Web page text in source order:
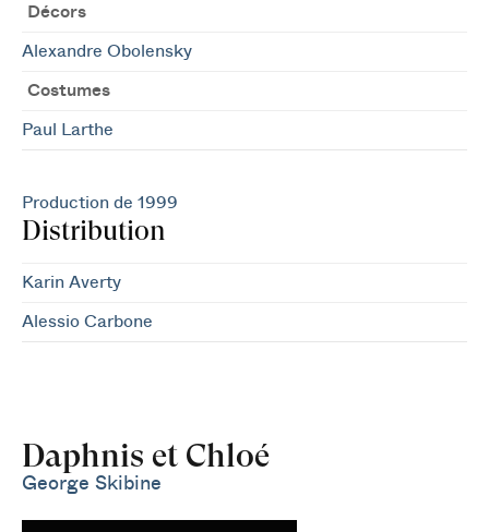
Décors
Alexandre Obolensky
Costumes
Paul Larthe
Production de 1999
Distribution
Karin Averty
Alessio Carbone
Daphnis et Chloé
George Skibine